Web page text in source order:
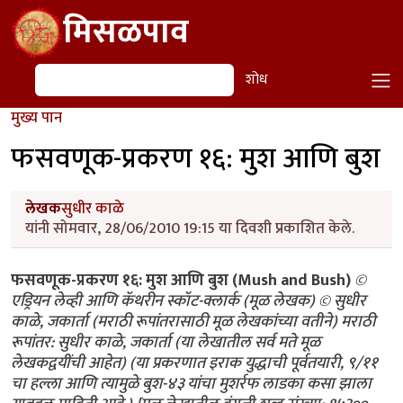
Skip to main contentमिसळपाव
शोध शोध
मुख्य पान
फसवणूक-प्रकरण १६: मुश आणि बुश
लेखकसुधीर काळे
यांनी सोमवार, 28/06/2010 19:15 या दिवशी प्रकाशित केले.
फसवणूक-प्रकरण १६: मुश आणि बुश (Mush and Bush)©
एड्रियन लेव्ही आणि कॅथरीन स्कॉट-क्लार्क (मूळ लेखक) © सुधीर
काळे, जकार्ता (मराठी रूपांतरासाठी मूळ लेखकांच्या वतीने) मराठी
रूपांतर: सुधीर काळे, जकार्ता (या लेखातील सर्व मते मूळ
लेखकद्वयींची आहेत) (या प्रकरणात इराक युद्धाची पूर्वतयारी, ९/११
चा हल्ला आणि त्यामुळे बुश-४३ यांचा मुशर्रफ लाडका कसा झाला